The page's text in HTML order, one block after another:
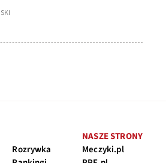
Rozrywka
NASZE STRONY
Meczyki.pl